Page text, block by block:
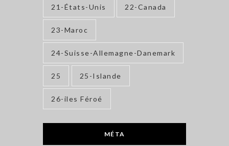
21-États-Unis 22-Canada
23-Maroc
24-Suisse-Allemagne-Danemark
25 25-Islande
26-iles Féroé
MÉTA